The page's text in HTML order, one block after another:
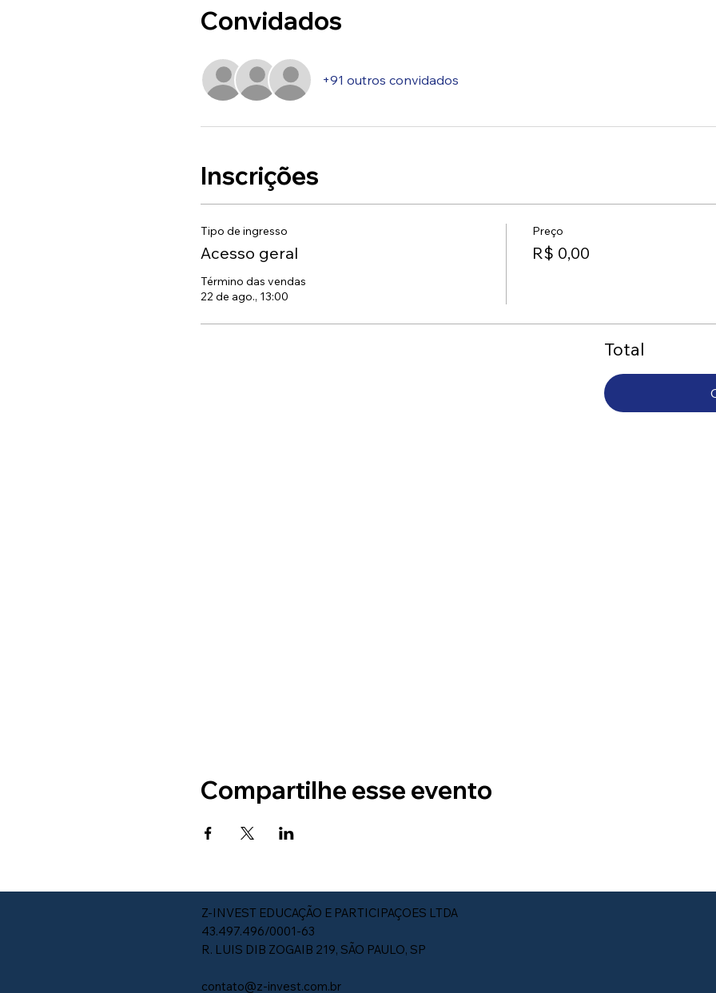
Convidados
+91 outros convidados
Inscrições
Tipo de ingresso
Acesso geral
Término das vendas
22 de ago., 13:00
Preço
R$ 0,00
Total
Compartilhe esse evento
Z-INVEST EDUCAÇÃO E PARTICIPAÇOES LTDA
43.497.496/0001-63
R. LUIS DIB ZOGAIB 219, SÃO PAULO, SP
contato@z-invest.com.br